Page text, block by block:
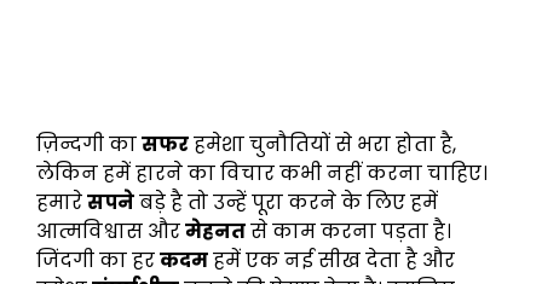
ज़िन्दगी कासफरहमेशा चुनौतियों से भरा होता है,
लेकिन हमें हारने का विचार कभी नहीं करना चाहिए।
हमारेसपनेबड़े है तो उन्हें पूरा करने के लिए हमें
आत्मविश्वास औरमेहनतसे काम करना पड़ता है।
जिंदगी का हरकदमहमें एक नई सीख देता है और